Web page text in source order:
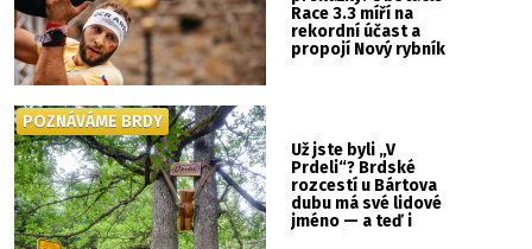
Race 3.3 míří na
rekordní účast a
propojí Nový rybník
Už jste byli „V
Prdeli“? Brdské
rozcestí u Bártova
dubu má své lidové
jméno — a teď i
POZNÁVÁME BRDY